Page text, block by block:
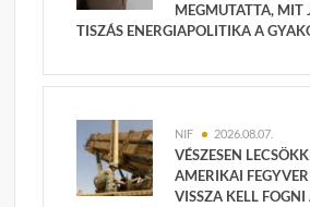
MEGMUTATTA, MIT
TISZÁS ENERGIAPOLITIKA A
NIF 2026.08.07.
VÉSZESEN
AMERIKAI
VISSZA KELL